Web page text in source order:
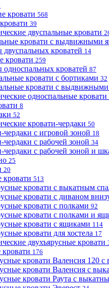
кровати 568
39
двуспальные кровати
кровати с выдвижными
двуспальных кроватей 14
кровати 259
односпальных кроватей 87
кровати с бортиками 32
кровати с
односпальные кровати
8
52
кровати-чердаки 50
чердаки с игровой зоной 18
чердаки с рабочей зоной 34
чердаки с рабочей зоной и
25
20
кровати 513
кровати с выкатным
кровати с диваном
кровати с полками 92
кровати с полками и
кровати с ящиками 114
кровати для хостела 17
двухъярусные кровати
176
кровати Валенсия 120
кровати Валенсия с
кровати Раута с